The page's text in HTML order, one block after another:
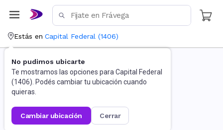
Estás en Capital Federal (1406)
No pudimos ubicarte
Te mostramos las opciones para Capital Federal
(1406). Podés cambiar tu ubicación cuando
quieras.
cambiar ubicación cerrar
La página no existe